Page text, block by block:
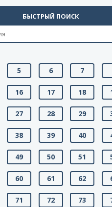
БЫСТРЫЙ ПОИСК
5 6 7
16 17 18
27 28 29
38 39 40
49 50 51
60 61 62
71 72 73